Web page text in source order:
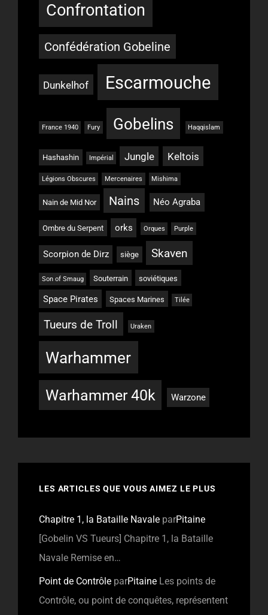
Confrontation
Confédération Gobeline
Dunkelhof Escarmouche
France 1940 Fury Gobelins Haqqislam
Hashashin Impérial Jungle Keltois
Légions Obscures Mercenaires Mishima
Nain de Mid Nor Nains Néo Agraba
Ombre du Serpent orks Orques Purple
Scorpion de Dirz siège Skaven
Son of Smaug Souterrain soviétiques
Space Pirates Spaces Marines Tilée
Tueurs de Troll Uraken
Warhammer
Warhammer 40k Warzone
LES ARTICLES QUE VOUS AIMEZ LE PLUS
Chapitre 1, la Bataille Navale parPitaine
[Gobelin VS Tueurs] Chapitre 1, la Bataille
Navale Remise en…
Point de Contrôle parPitaine Les points de
Contrôle, ou point de conquêtes, représentent